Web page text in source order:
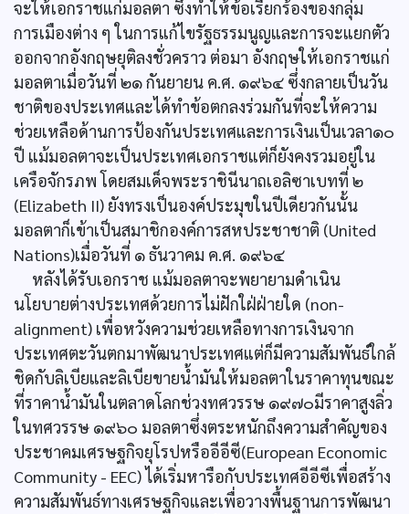
จะให้เอกราชแก่มอลตา ซึ่งทำให้ข้อเรียกร้องของกลุ่ม
การเมืองต่าง ๆ ในการแก้ไขรัฐธรรมนูญและการจะแยกตัว
ออกจากอังกฤษยุติลงชั่วคราว ต่อมา อังกฤษให้เอกราชแก่
มอลตาเมื่อวันที่ ๒๑ กันยายน ค.ศ. ๑๙๖๔ ซึ่งกลายเป็นวัน
ชาติของประเทศและได้ทำข้อตกลงร่วมกันที่จะให้ความ
ช่วยเหลือด้านการป้องกันประเทศและการเงินเป็นเวลา๑๐
ปี แม้มอลตาจะเป็นประเทศเอกราชแต่ก็ยังคงรวมอยู่ใน
เครือจักรภพ โดยสมเด็จพระราชินีนาถเอลิซาเบทที่ ๒
(Elizabeth II) ยังทรงเป็นองค์ประมุขในปีเดียวกันนั้น
มอลตาก็เข้าเป็นสมาชิกองค์การสหประชาชาติ (United
Nations)เมื่อวันที่ ๑ ธันวาคม ค.ศ. ๑๙๖๔
หลังได้รับเอกราช แม้มอลตาจะพยายามดำเนิน
นโยบายต่างประเทศด้วยการไม่ฝักใฝ่ฝ่ายใด (non-
alignment) เพื่อหวังความช่วยเหลือทางการเงินจาก
ประเทศตะวันตกมาพัฒนาประเทศแต่ก็มีความสัมพันธ์ใกล้
ชิดกับลิเบียและลิเบียขายน้ำมันให้มอลตาในราคาทุนขณะ
ที่ราคาน้ำมันในตลาดโลกช่วงทศวรรษ ๑๙๗๐มีราคาสูงลิ่ว
ในทศวรรษ ๑๙๖๐ มอลตาซึ่งตระหนักถึงความสำคัญของ
ประชาคมเศรษฐกิจยุโรปหรืออีอีซี(European Economic
Community - EEC) ได้เริ่มหารือกับประเทศอีอีซีเพื่อสร้าง
ความสัมพันธ์ทางเศรษฐกิจและเพื่อวางพื้นฐานการพัฒนา